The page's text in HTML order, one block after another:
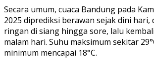
Secara umum, cuaca Bandung pada
2025 diprediksi berawan sejak dini hari,
ringan di siang hingga sore, lalu
malam hari. Suhu maksimum sekitar
minimum mencapai 18°C.